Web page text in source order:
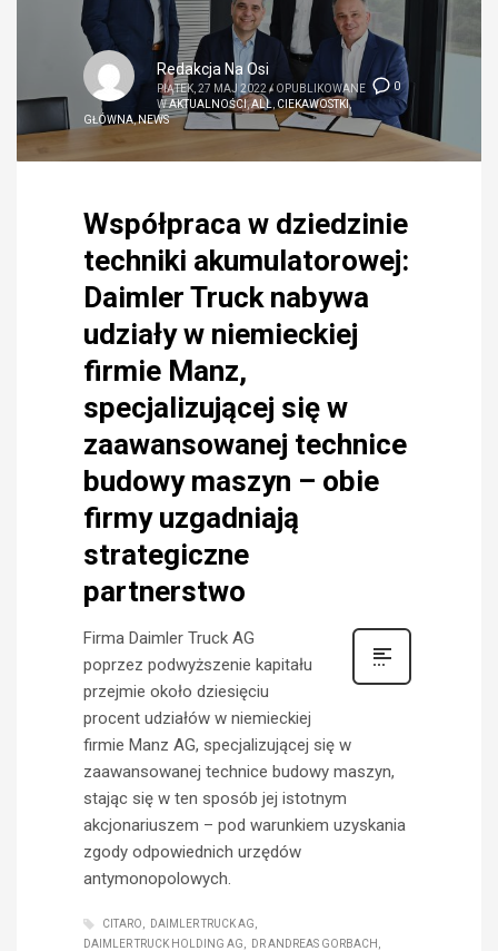
0
Redakcja Na Osi
PIĄTEK, 27 MAJ 2022 / OPUBLIKOWANE
WAKTUALNOŚCI,ALL CIEKAWOSTKI,
GŁÓWNA,NEWS
Współpraca w dziedzinie
techniki akumulatorowej:
Daimler Truck nabywa
udziały w niemieckiej
firmie Manz,
specjalizującej się w
zaawansowanej technice
budowy maszyn – obie
firmy uzgadniają
strategiczne
partnerstwo
Firma Daimler Truck AG
poprzez podwyższenie kapitału
przejmie około dziesięciu
procent udziałów w niemieckiej
firmie Manz AG, specjalizującej się w
zaawansowanej technice budowy maszyn,
stając się w ten sposób jej istotnym
akcjonariuszem – pod warunkiem uzyskania
zgody odpowiednich urzędów
antymonopolowych.
CITARO
DAIMLER TRUCK AG
DAIMLER TRUCK HOLDING AG
DR ANDREAS GORBACH